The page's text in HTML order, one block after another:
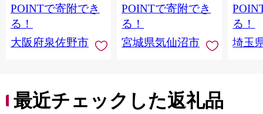
POINTで寄附でき
る！
大阪府泉佐野市
ウトドア バーベキュ
ー 厚切り タン
POINTで寄附でき
る！
宮城県気仙沼市
き肉
ず 惣
まみ
んのお
る！
埼玉
最近チェックした返礼品